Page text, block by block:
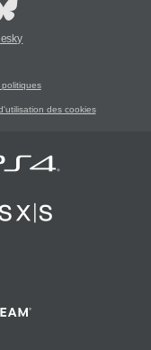
politiques
des cookies